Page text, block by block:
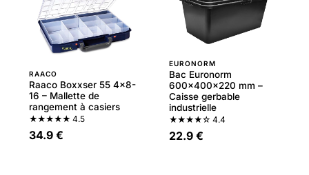
RAACO
Raaco Boxxser 55 4x8-
16 – Mallette de
rangement à casiers
★★★★★ 4.5
34.9 €
EURONORM
Bac Euronorm
600x400x220 mm –
Caisse gerbable
industrielle
★★★★☆ 4.4
22.9 €